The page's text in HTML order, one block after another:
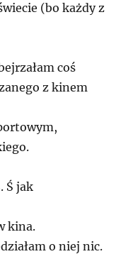
(bo każdy z
coś
z kinem
Ś jak
kina.
o niej nic.